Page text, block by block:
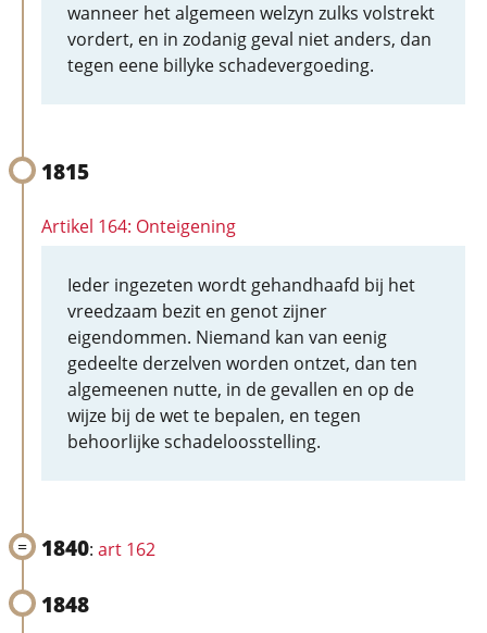
wanneer het algemeen welzyn zulks volstrekt
vordert, en in zodanig geval niet anders, dan
tegen eene billyke schadevergoeding.
1815
Artikel 164: Onteigening
Ieder ingezeten wordt gehandhaafd bij het
vreedzaam bezit en genot zijner
eigendommen. Niemand kan van eenig
gedeelte derzelven worden ontzet, dan ten
algemeenen nutte, in de gevallen en op de
wijze bij de wet te bepalen, en tegen
behoorlijke schadeloosstelling.
1840: art 162
1848